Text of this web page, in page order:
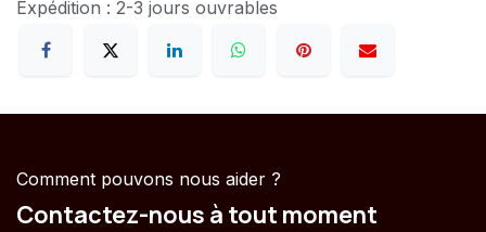
Expédition : 2-3 jours ouvrables
Comment pouvons nous aider ?
Contactez-nous à tout moment